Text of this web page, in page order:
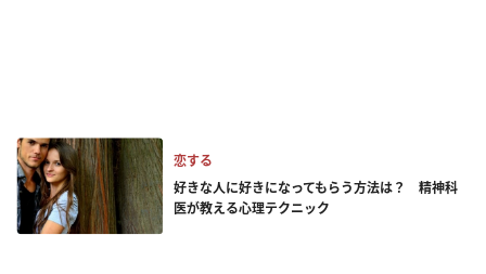
恋する
好きな人に好きになってもらう方法は？ 精神科
医が教える心理テクニック